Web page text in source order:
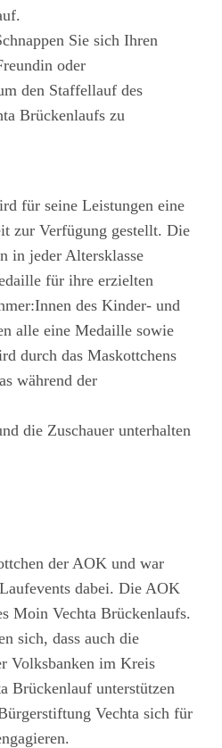
Sie sich Ihren
oder
den Staffellauf des
Brückenlaufs zu
für seine Leistungen eine
zur Verfügung gestellt. Die
in jeder Altersklasse
für ihre erzielten
des Kinder- und
alle eine Medaille sowie
durch das Maskottchens
während der
die Zuschauer unterhalten
der AOK und war
dabei. Die AOK
Moin Vechta Brückenlaufs.
sich, dass auch die
Volksbanken im Kreis
Brückenlauf unterstützen
Vechta sich für